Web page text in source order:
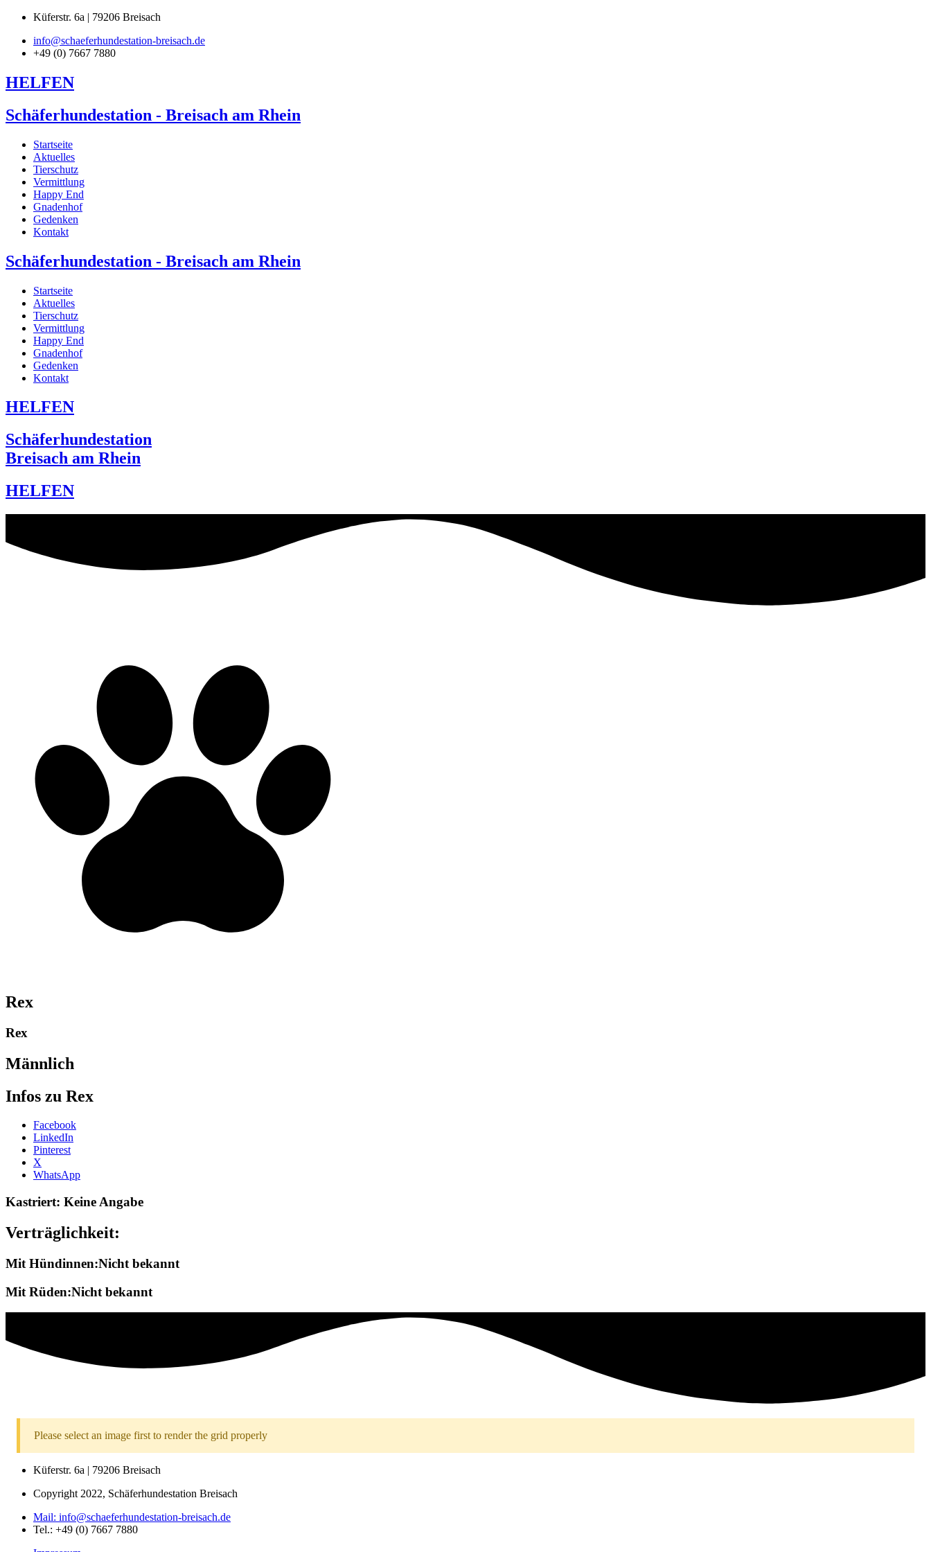
Küferstr. 6a | 79206 Breisach
info@schaeferhundestation-breisach.de
+49 (0) 7667 7880
HELFEN
Schäferhundestation - Breisach am Rhein
Startseite
Aktuelles
Tierschutz
Vermittlung
Happy End
Gnadenhof
Gedenken
Kontakt
Schäferhundestation - Breisach am Rhein
Startseite
Aktuelles
Tierschutz
Vermittlung
Happy End
Gnadenhof
Gedenken
Kontakt
HELFEN
Schäferhundestation
Breisach am Rhein
HELFEN
Rex
Rex
Männlich
Infos zu Rex
Share
post
"Rex
(old)-2010"
Facebook
LinkedIn
Pinterest
X
WhatsApp
Kastriert: Keine Angabe
Verträglichkeit:
Mit Hündinnen:Nicht bekannt
Mit Rüden:Nicht bekannt
Please select an image first to render the grid properly
Küferstr. 6a | 79206 Breisach
Copyright 2022, Schäferhundestation Breisach
Mail: info@schaeferhundestation-breisach.de
Tel.: +49 (0) 7667 7880